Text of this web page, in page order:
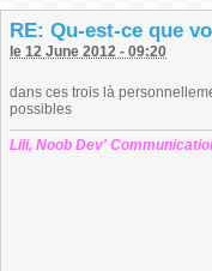
RE: Qu-est-ce que
le 12 June 2012 - 09:20
dans ces trois là
possibles
Lili, Noob Dev'